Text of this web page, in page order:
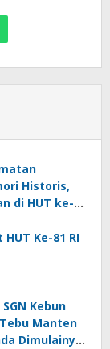
Historis,
di HUT ke-
Ke-81 RI
Kebun
Manten
Dimulainya